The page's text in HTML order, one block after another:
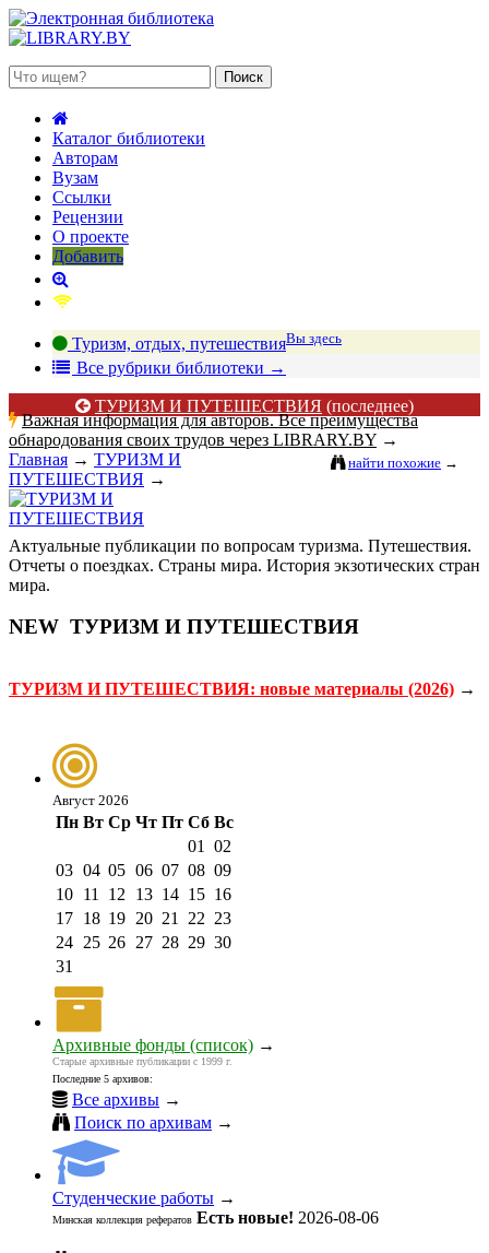
Каталог библиотеки
Авторам
Вузам
Ссылки
Рецензии
О проекте
Добавить
Туризм, отдых, путешествияВы здесь
Все рубрики библиотеки →
ТУРИЗМ И ПУТЕШЕСТВИЯ (последнее)
Важная информация для авторов. Все преимущества
обнародования своих трудов через LIBRARY.BY →
найти похожие →
Главная → ТУРИЗМ И
ПУТЕШЕСТВИЯ →
Актуальные публикации по вопросам туризма. Путешествия.
Отчеты о поездках. Страны мира. История экзотических стран
мира.
NEW ТУРИЗМ И ПУТЕШЕСТВИЯ
ТУРИЗМ И ПУТЕШЕСТВИЯ: новые материалы (2026) →
Август 2026
Пн Вт Ср Чт Пт Сб Вс
01
02
03 04 05 06 07 08 09
10 11 12 13 14 15 16
17 18 19 20 21 22 23
24 25 26 27 28 29 30
31
Архивные фонды (список) →
Старые архивные публикации с 1999 г.
Последние 5 архивов:
Все архивы →
Поиск по архивам →
Студенческие работы →
Минская коллекция рефератов Есть новые! 2026-08-06